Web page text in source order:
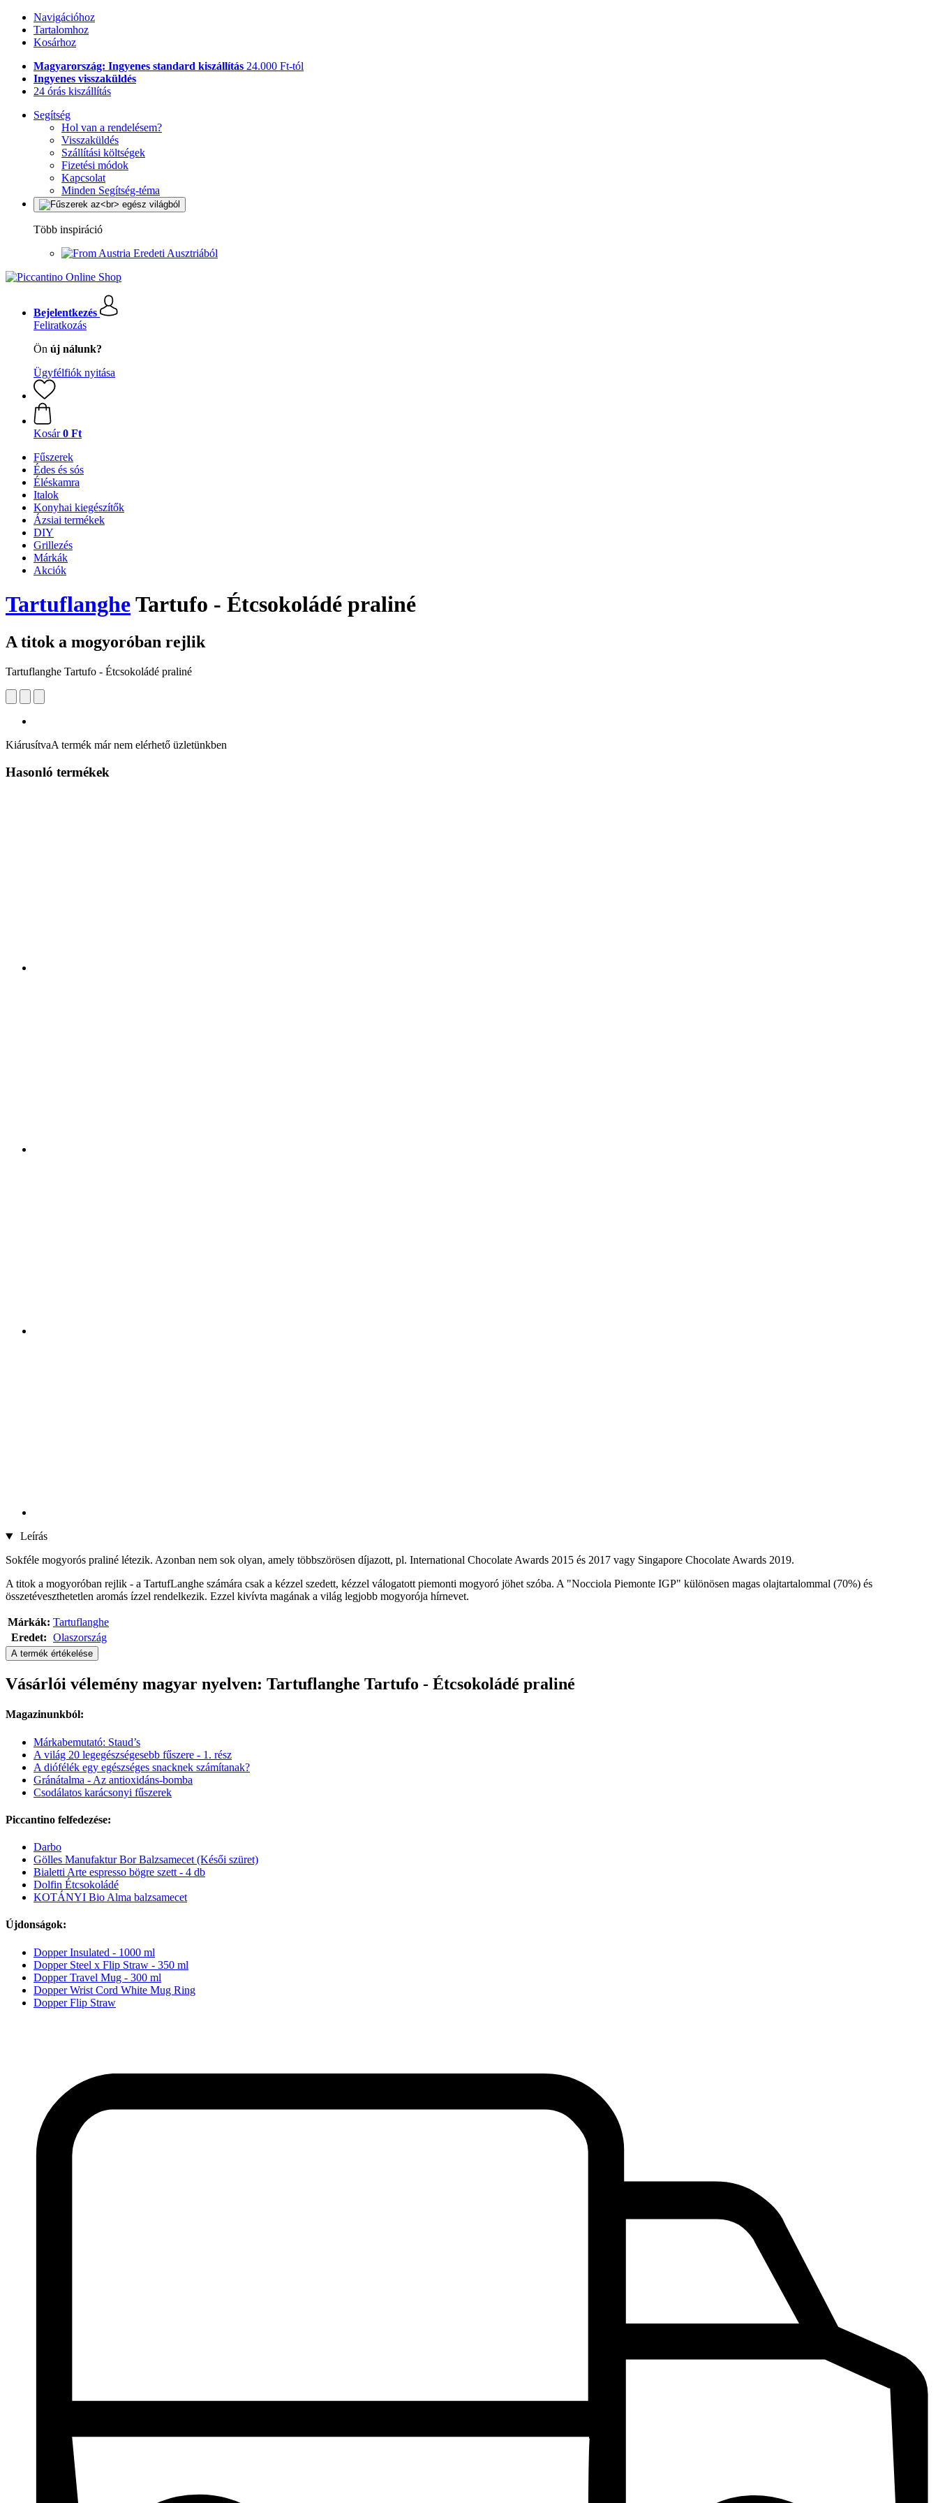
Navigációhoz
Tartalomhoz
Kosárhoz
Magyarország: Ingyenes standard kiszállítás 24.000 Ft-tól
Ingyenes visszaküldés
24 órás kiszállítás
Segítség
Hol van a rendelésem?
Visszaküldés
Szállítási költségek
Fizetési módok
Kapcsolat
Minden Segítség-téma
Több inspiráció
Eredeti Ausztriából
Bejelentkezés
Feliratkozás
Ön új nálunk?
Ügyfélfiók nyitása
Kosár 0 Ft
Fűszerek
Édes és sós
Éléskamra
Italok
Konyhai kiegészítők
Ázsiai termékek
DIY
Grillezés
Márkák
Akciók
TartuflangheTartufo - Étcsokoládé praliné
A titok a mogyoróban rejlik
Tartuflanghe Tartufo - Étcsokoládé praliné
KiárusítvaA termék már nem elérhető üzletünkben
Hasonló termékek
Leírás
Sokféle mogyorós praliné létezik. Azonban nem sok olyan, amely többszörösen díjazott, pl. International Chocolate Awards 2015 és 2017 vagy Singapore Chocolate Awards 2019.
A titok a mogyoróban rejlik - a TartufLanghe számára csak a kézzel szedett, kézzel válogatott piemonti mogyoró jöhet szóba. A "Nocciola Piemonte IGP" különösen magas olajtartalommal (70%) és
összetéveszthetetlen aromás ízzel rendelkezik. Ezzel kivívta magának a világ legjobb mogyorója hírnevet.
Márkák: Tartuflanghe
Eredet: Olaszország
A termék értékelése
Vásárlói vélemény magyar nyelven: Tartuflanghe Tartufo - Étcsokoládé praliné
Magazinunkból:
Márkabemutató: Staud’s
A világ 20 legegészségesebb fűszere - 1. rész
A diófélék egy egészséges snacknek számítanak?
Gránátalma - Az antioxidáns-bomba
Csodálatos karácsonyi fűszerek
Piccantino felfedezése:
Darbo
Gölles Manufaktur Bor Balzsamecet (Késői szüret)
Bialetti Arte espresso bögre szett - 4 db
Dolfin Étcsokoládé
KOTÁNYI Bio Alma balzsamecet
Újdonságok:
Dopper Insulated - 1000 ml
Dopper Steel x Flip Straw - 350 ml
Dopper Travel Mug - 300 ml
Dopper Wrist Cord White Mug Ring
Dopper Flip Straw